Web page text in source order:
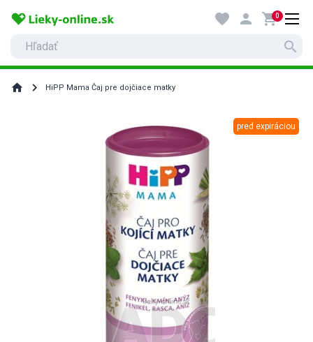
search
favorite person shopping_cart0
home HiPP Mama Čaj pre dojčiace matky
pred expiráciou